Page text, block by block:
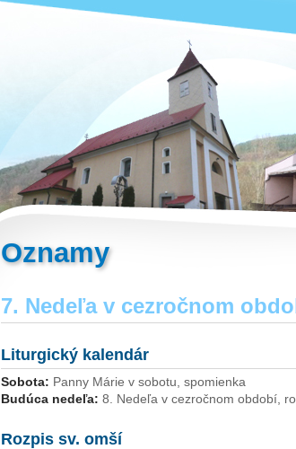
Oznamy
7. Nedeľa v cezročnom
Liturgický kalendár
Sobota: Panny Márie v sobotu, spomienka
Budúca nedeľa: 8. Nedeľa v cezročnom období,
Rozpis sv. omší